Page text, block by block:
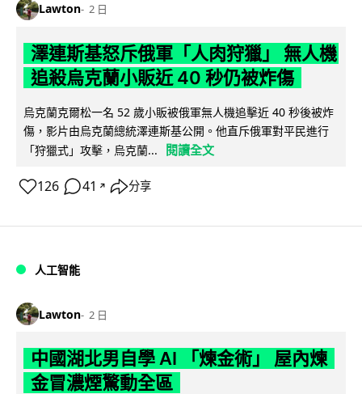
Lawton 2 日
澤連斯基怒斥俄軍「人肉狩獵」 無人機
追殺烏克蘭小販近 40 秒仍被炸傷
烏克蘭克爾松一名 52 歲小販被俄軍無人機追擊近 40 秒後被炸
傷，影片由烏克蘭總統澤連斯基公開。他直斥俄軍對平民進行
「狩獵式」攻擊，烏克蘭...
閱讀全文
126 41 ↗ 分享
人工智能
Lawton 2 日
中國湖北男自學 AI 「煉金術」 屋內煉
金冒濃煙驚動全區